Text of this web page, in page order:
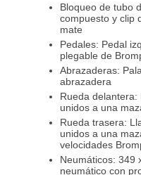
Bloqueo de tubo
compuesto y clip
mate
Pedales: Pedal
plegable de
Abrazaderas:
abrazadera
Rueda
unidos a una
Rueda trasera:
unidos a una
velocidades
Neumáticos: 349
neumático con